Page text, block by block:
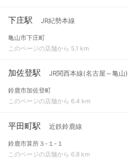
下庄駅 JR紀勢本線
亀山市下庄町
このページの店舗から 5.1 km
加佐登駅 JR関西本線(名古屋～亀山)
鈴鹿市加佐登町
このページの店舗から 6.4 km
平田町駅 近鉄鈴鹿線
鈴鹿市算所３-１-１
このページの店舗から 6.8 km